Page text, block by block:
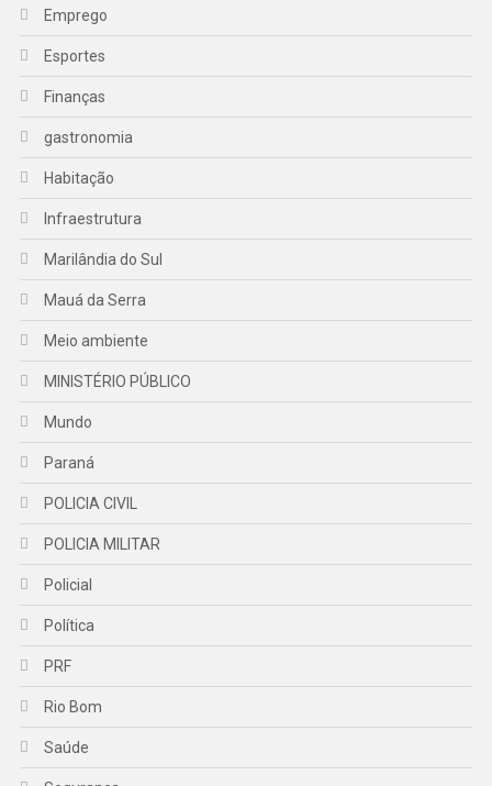
Emprego
Esportes
Finanças
gastronomia
Habitação
Infraestrutura
Marilândia do Sul
Mauá da Serra
Meio ambiente
MINISTÉRIO PÚBLICO
Mundo
Paraná
POLICIA CIVIL
POLICIA MILITAR
Policial
Política
PRF
Rio Bom
Saúde